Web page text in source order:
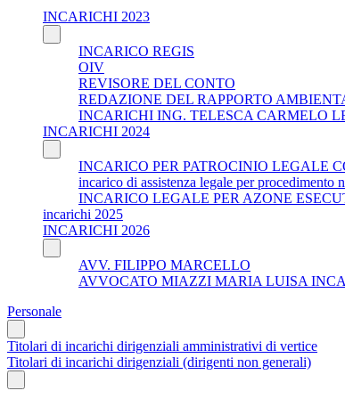
INCARICHI 2023
INCARICO REGIS
OIV
REVISORE DEL CONTO
REDAZIONE DEL RAPPORTO
INCARICHI ING. TELESCA CARMELO
INCARICHI 2024
INCARICO PER PATROCINIO LEGALE
incarico di assistenza legale per procedimento
INCARICO LEGALE PER AZONE
incarichi 2025
INCARICHI 2026
AVV. FILIPPO MARCELLO
AVVOCATO MIAZZI MARIA LUISA
Personale
Titolari di incarichi dirigenziali amministrativi di vertice
Titolari di incarichi dirigenziali (dirigenti non generali)